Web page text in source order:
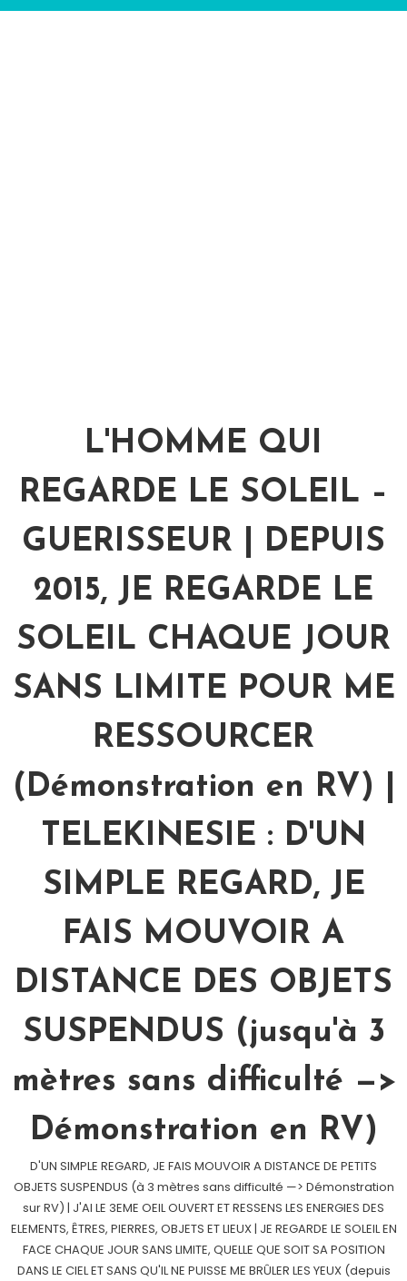
Skip
L'HOMME QUI
REGARDE LE SOLEIL –
GUERISSEUR | DEPUIS
2015, JE REGARDE LE
SOLEIL CHAQUE JOUR
SANS LIMITE POUR ME
RESSOURCER
(Démonstration en RV) |
TELEKINESIE : D'UN
SIMPLE REGARD, JE
FAIS MOUVOIR A
DISTANCE DES OBJETS
SUSPENDUS (jusqu'à 3
mètres sans difficulté —>
Démonstration en RV)
D'UN SIMPLE REGARD, JE FAIS MOUVOIR A DISTANCE DE PETITS
OBJETS SUSPENDUS (à 3 mètres sans difficulté —> Démonstration
sur RV) | J'AI LE 3EME OEIL OUVERT ET RESSENS LES ENERGIES DES
ELEMENTS, ÊTRES, PIERRES, OBJETS ET LIEUX | JE REGARDE LE SOLEIL EN
FACE CHAQUE JOUR SANS LIMITE, QUELLE QUE SOIT SA POSITION
DANS LE CIEL ET SANS QU'IL NE PUISSE ME BRÛLER LES YEUX (depuis